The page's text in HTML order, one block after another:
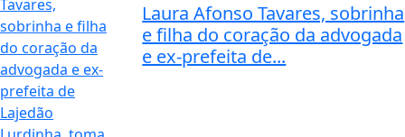
Laura Afonso Tavares, sobrinha
e filha do coração da advogada
e ex-prefeita de...